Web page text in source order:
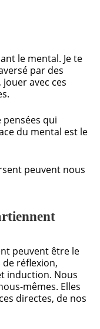
le mental. Je te
par des
avec ces
qui
du mental est le
peuvent nous
peuvent être le
de réflexion,
induction. Nous
mêmes. Elles
directes, de nos